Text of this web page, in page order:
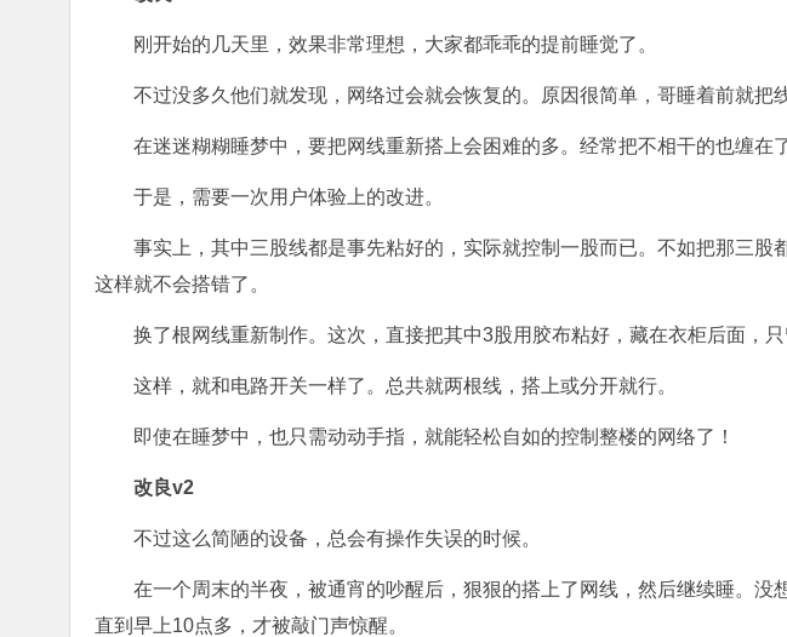
刚开始的几天里，效果非常理想，大家都乖乖的提前睡觉了。
不过没多久他们就发现，网络过会就会恢复的。原因很简单，哥睡着前就把
在迷迷糊糊睡梦中，要把网线重新搭上会困难的多。经常把不相干的也缠在
于是，需要一次用户体验上的改进。
事实上，其中三股线都是事先粘好的，实际就控制一股而已。不如把那三股
这样就不会搭错了。
换了根网线重新制作。这次，直接把其中3股用胶布粘好，藏在衣柜后面，
这样，就和电路开关一样了。总共就两根线，搭上或分开就行。
即使在睡梦中，也只需动动手指，就能轻松自如的控制整楼的网络了！
改良v2
不过这么简陋的设备，总会有操作失误的时候。
在一个周末的半夜，被通宵的吵醒后，狠狠的搭上了网线，然后继续睡。没
直到早上10点多，才被敲门声惊醒。